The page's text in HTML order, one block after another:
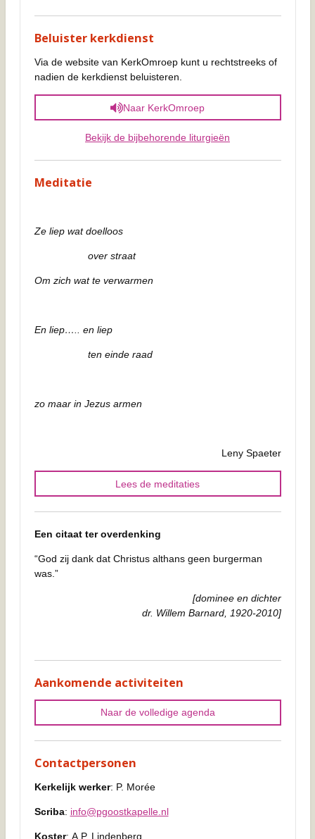
Beluister kerkdienst
Via de website van KerkOmroep kunt u rechtstreeks of
nadien de kerkdienst beluisteren.
Naar KerkOmroep
Bekijk de bijbehorende liturgieën
Meditatie
Ze liep wat doelloos
over straat
Om zich wat te verwarmen
En liep….. en liep
ten einde raad
zo maar in Jezus armen
Leny Spaeter
Lees de meditaties
Een citaat ter overdenking
“God zij dank dat Christus althans geen burgerman
was.”
[dominee en dichter
dr. Willem Barnard, 1920-2010]
Aankomende activiteiten
Naar de volledige agenda
Contactpersonen
Kerkelijk werker: P. Morée
Scriba: info@pgoostkapelle.nl
Koster: A.P. Lindenberg